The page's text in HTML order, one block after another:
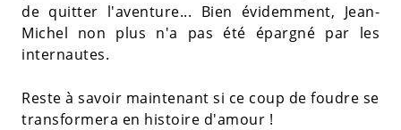
de quitter l'aventure... Bien évidemment, Jean-
Michel non plus n'a pas été épargné par les
internautes.
Reste à savoir maintenant si ce coup de foudre se
transformera en histoire d'amour !